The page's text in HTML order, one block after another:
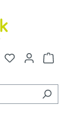
Du hast 0